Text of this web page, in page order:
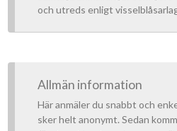
Allmän information
Här anmäler du snabbt och
sker helt anonymt. Sedan